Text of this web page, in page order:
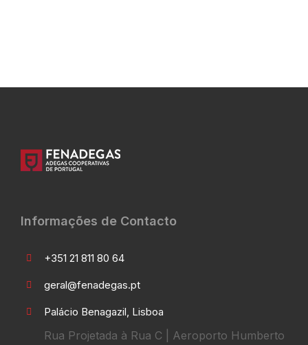
Informações de Contacto
+351 21 811 80 64
geral@fenadegas.pt
Palácio Benagazil, Lisboa
Rua Projetada à Rua C | Aeroporto Humberto